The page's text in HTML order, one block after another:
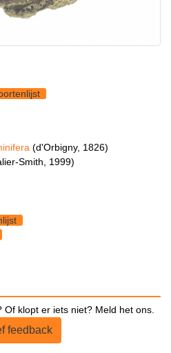
(d'Orbigny, 1826)
Smith, 1999)
klopt er iets niet? Meld het ons.
feedback